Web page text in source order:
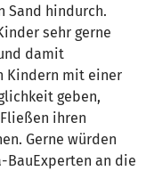
Sand hindurch.
sehr gerne
damit
Kindern mit einer
geben,
ihren
Gerne würden
BauExperten an die